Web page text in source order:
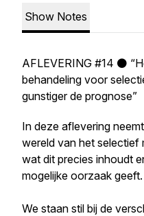
Show Notes
AFLEVERING #14 ⚫️
behandeling voor
gunstiger de prognose”
In deze aflevering
wereld van het selectief
wat dit precies inhoudt
mogelijke oorzaak geeft.
We staan stil bij de